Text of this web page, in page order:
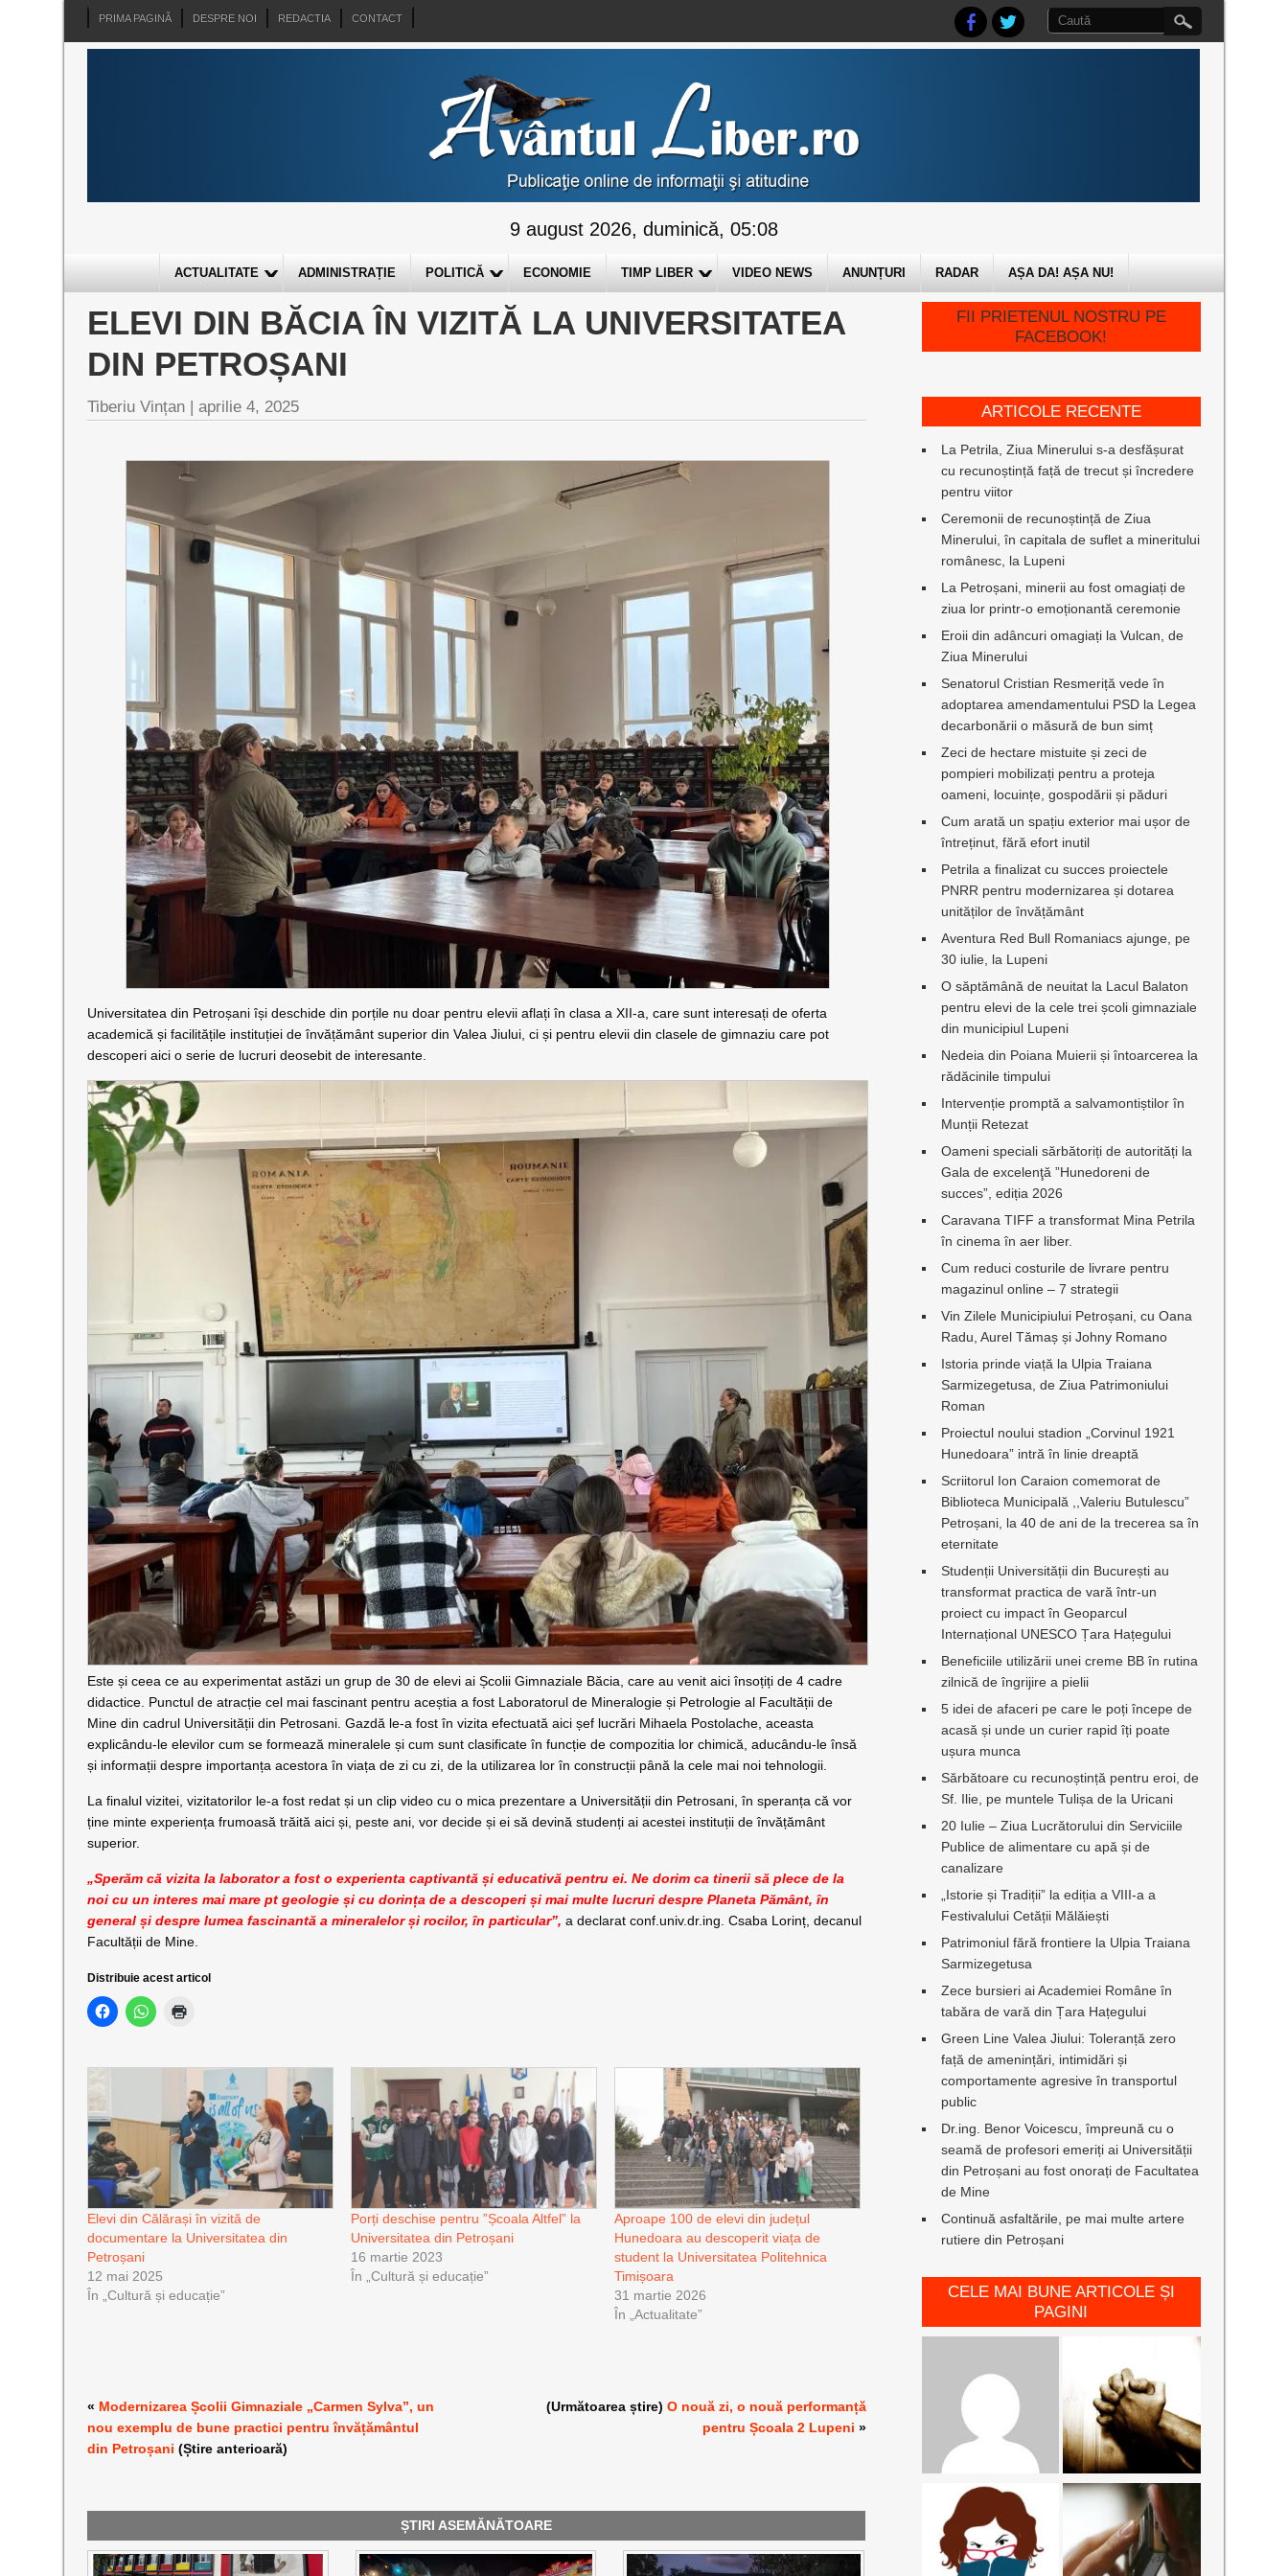
PRIMA PAGINĂ DESPRE NOI REDACTIA CONTACT
9 august 2026, duminică, 05:08
ACTUALITATE ADMINISTRAȚIE POLITICĂ ECONOMIE TIMP LIBER VIDEO NEWS ANUNȚURI RADAR AȘA DA! AȘA NU!
ELEVI DIN BĂCIA ÎN VIZITĂ LA UNIVERSITATEA
DIN PETROȘANI
Tiberiu Vințan |aprilie 4, 2025
Universitatea din Petroșani își deschide din porțile nu doar pentru elevii aflați în clasa a XII-a, care sunt interesați de oferta
academică și facilitățile instituției de învățământ superior din Valea Jiului, ci și pentru elevii din clasele de gimnaziu care pot
descoperi aici o serie de lucruri deosebit de interesante.
Este și ceea ce au experimentat astăzi un grup de 30 de elevi ai Școlii Gimnaziale Băcia, care au venit aici însoțiți de 4 cadre
didactice. Punctul de atracție cel mai fascinant pentru aceștia a fost Laboratorul de Mineralogie și Petrologie al Facultății de
Mine din cadrul Universității din Petrosani. Gazdă le-a fost în vizita efectuată aici șef lucrări Mihaela Postolache, aceasta
explicându-le elevilor cum se formează mineralele și cum sunt clasificate în funcție de compozitia lor chimică, aducându-le însă
și informații despre importanța acestora în viața de zi cu zi, de la utilizarea lor în construcții până la cele mai noi tehnologii.
️La finalul vizitei, vizitatorilor le-a fost redat și un clip video cu o mica prezentare a Universității din Petrosani, în speranța că vor
ține minte experiența frumoasă trăită aici și, peste ani, vor decide și ei să devină studenți ai acestei instituții de învățământ
superior.
„Sperăm că vizita la laborator a fost o experienta captivantă și educativă pentru ei. Ne dorim ca tinerii să plece de la
noi cu un interes mai mare pt geologie și cu dorința de a descoperi și mai multe lucruri despre Planeta Pământ, în
general și despre lumea fascinantă a mineralelor și rocilor, în particular”, a declarat conf.univ.dr.ing. Csaba Lorinț, decanul
Facultății de Mine.
Distribuie acest articol
Elevi din Călărași în vizită de
documentare la Universitatea din
Petroșani
12 mai 2025
În „Cultură și educație”
Porți deschise pentru ”Școala Altfel” la
Universitatea din Petroșani
16 martie 2023
În „Cultură și educație”
Aproape 100 de elevi din județul
Hunedoara au descoperit viața de
student la Universitatea Politehnica
Timișoara
31 martie 2026
În „Actualitate”
« Modernizarea Școlii Gimnaziale „Carmen Sylva”, un
nou exemplu de bune practici pentru învățământul
din Petroșani (Știre anterioară)
(Următoarea știre)O nouă zi, o nouă performanță
pentru Școala 2 Lupeni »
ȘTIRI ASEMĂNĂTOARE
FII PRIETENUL NOSTRU PE
FACEBOOK!
ARTICOLE RECENTE
La Petrila, Ziua Minerului s-a desfășurat
cu recunoștință față de trecut și încredere
pentru viitor
Ceremonii de recunoștință de Ziua
Minerului, în capitala de suflet a mineritului
românesc, la Lupeni
La Petroșani, minerii au fost omagiați de
ziua lor printr-o emoționantă ceremonie
Eroii din adâncuri omagiați la Vulcan, de
Ziua Minerului
Senatorul Cristian Resmeriță vede în
adoptarea amendamentului PSD la Legea
decarbonării o măsură de bun simț
Zeci de hectare mistuite și zeci de
pompieri mobilizați pentru a proteja
oameni, locuințe, gospodării și păduri
Cum arată un spațiu exterior mai ușor de
întreținut, fără efort inutil
Petrila a finalizat cu succes proiectele
PNRR pentru modernizarea și dotarea
unităților de învățământ
Aventura Red Bull Romaniacs ajunge, pe
30 iulie, la Lupeni
O săptămână de neuitat la Lacul Balaton
pentru elevi de la cele trei școli gimnaziale
din municipiul Lupeni
Nedeia din Poiana Muierii și întoarcerea la
rădăcinile timpului
Intervenție promptă a salvamontiștilor în
Munții Retezat
Oameni speciali sărbătoriți de autorități la
Gala de excelenţă ”Hunedoreni de
succes”, ediția 2026
Caravana TIFF a transformat Mina Petrila
în cinema în aer liber.
Cum reduci costurile de livrare pentru
magazinul online – 7 strategii
Vin Zilele Municipiului Petroșani, cu Oana
Radu, Aurel Tămaș și Johny Romano
Istoria prinde viață la Ulpia Traiana
Sarmizegetusa, de Ziua Patrimoniului
Roman
Proiectul noului stadion „Corvinul 1921
Hunedoara” intră în linie dreaptă
Scriitorul Ion Caraion comemorat de
Biblioteca Municipală ,,Valeriu Butulescu”
Petroșani, la 40 de ani de la trecerea sa în
eternitate
Studenții Universității din București au
transformat practica de vară într-un
proiect cu impact în Geoparcul
Internațional UNESCO Țara Hațegului
Beneficiile utilizării unei creme BB în rutina
zilnică de îngrijire a pielii
5 idei de afaceri pe care le poți începe de
acasă și unde un curier rapid îți poate
ușura munca
Sărbătoare cu recunoștință pentru eroi, de
Sf. Ilie, pe muntele Tulișa de la Uricani
20 Iulie – Ziua Lucrătorului din Serviciile
Publice de alimentare cu apă și de
canalizare
„Istorie și Tradiții” la ediția a VIII-a a
Festivalului Cetății Mălăiești
Patrimoniul fără frontiere la Ulpia Traiana
Sarmizegetusa
Zece bursieri ai Academiei Române în
tabăra de vară din Țara Hațegului
Green Line Valea Jiului: Toleranță zero
față de amenințări, intimidări și
comportamente agresive în transportul
public
Dr.ing. Benor Voicescu, împreună cu o
seamă de profesori emeriți ai Universității
din Petroșani au fost onorați de Facultatea
de Mine
Continuă asfaltările, pe mai multe artere
rutiere din Petroșani
CELE MAI BUNE ARTICOLE ȘI
PAGINI